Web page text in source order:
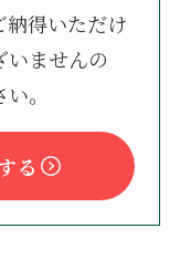
納得いただけ
いませんの
。
る